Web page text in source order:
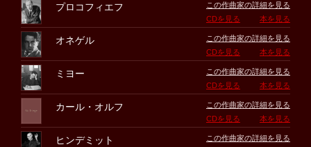
プロコフィエフ
この作曲家の詳細を見る
CDを見る
本を見る
オネゲル
この作曲家の詳細を見る
CDを見る
本を見る
ミヨー
この作曲家の詳細を見る
CDを見る
本を見る
カール・オルフ
この作曲家の詳細を見る
CDを見る
本を見る
ヒンデミット
この作曲家の詳細を見る